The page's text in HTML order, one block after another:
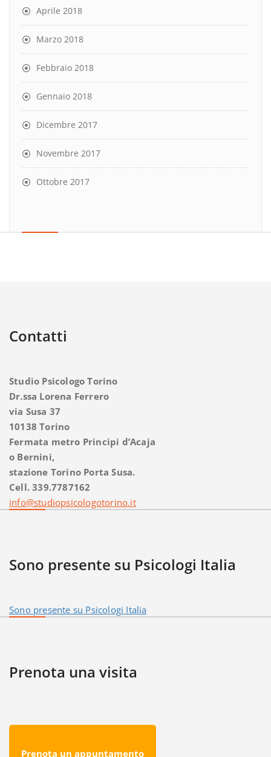
Aprile 2018
Marzo 2018
Febbraio 2018
Gennaio 2018
Dicembre 2017
Novembre 2017
Ottobre 2017
Contatti
Studio Psicologo Torino
Dr.ssa Lorena Ferrero
via Susa 37
10138 Torino
Fermata metro Principi d’Acaja
o Bernini,
stazione Torino Porta Susa.
Cell. 339.7787162
info@studiopsicologotorino.it
Sono presente su Psicologi Italia
Sono presente su Psicologi Italia
Prenota una visita
Prenota un appuntamento